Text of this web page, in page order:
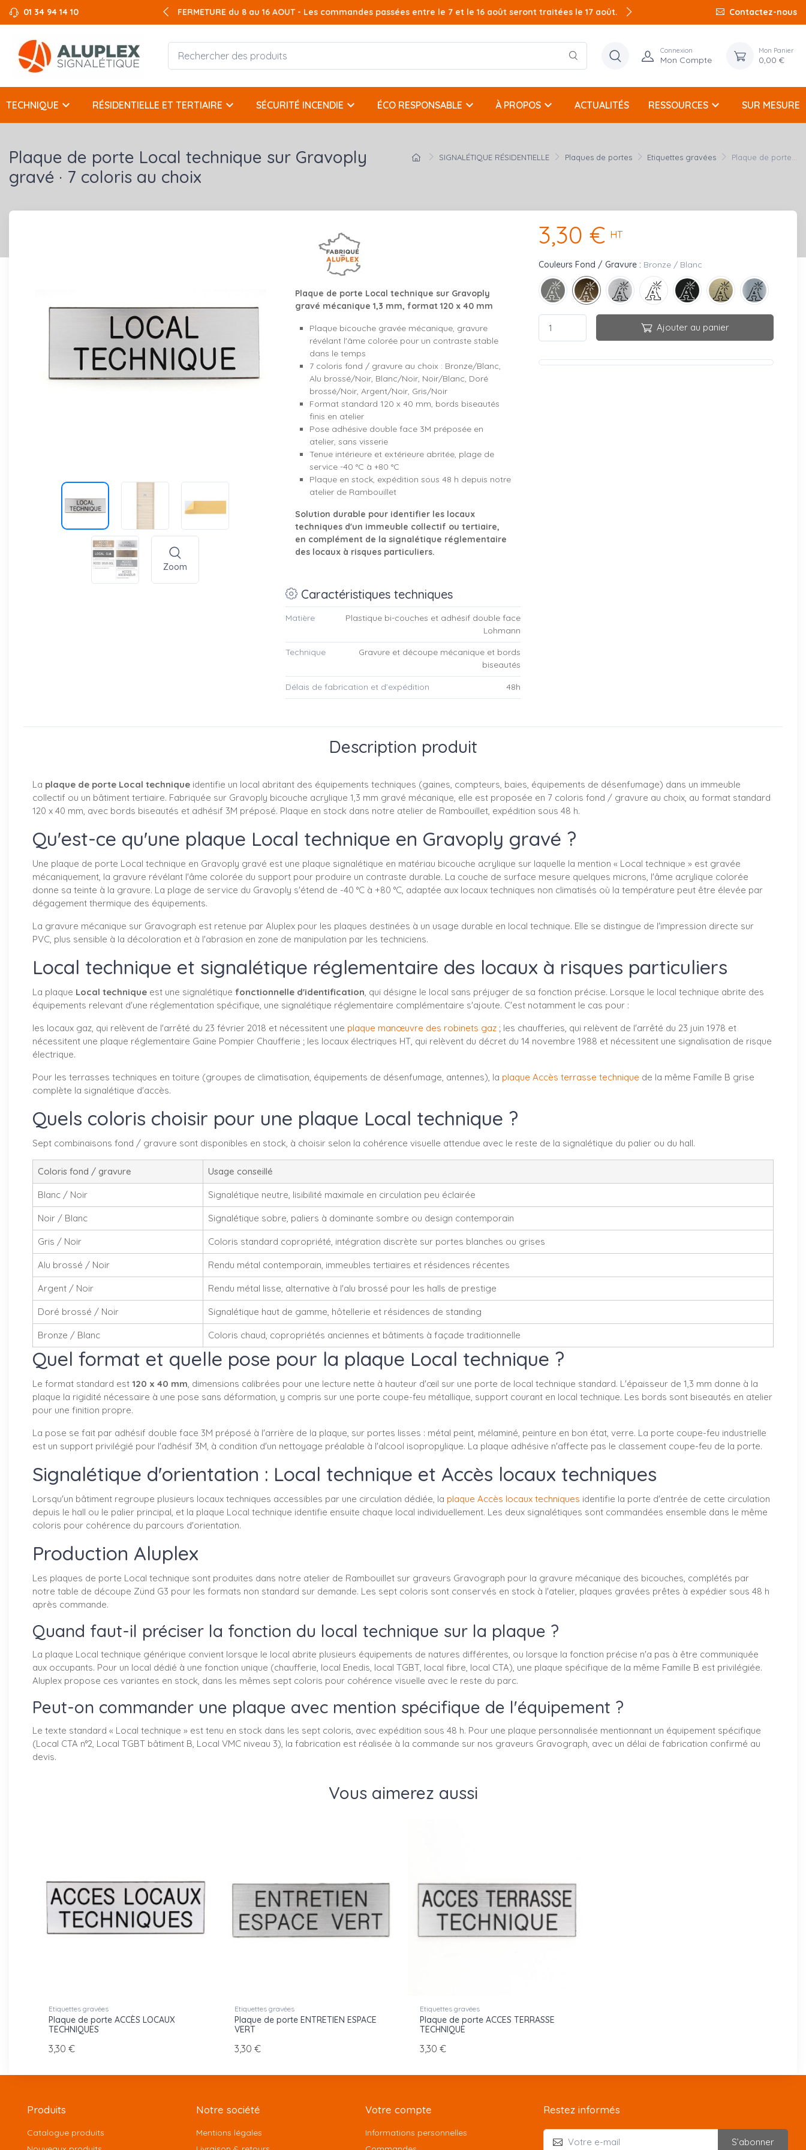
01 34 94 14 10 FERMETURE du 8 au 16 AOUT - Les commandes passées entre le 7 et le 16 août seront traitées le 17 août. Contactez-nous
Connexion
Mon Compte
Mon Panier
0,00 €
TECHNIQUE keyboard_arrow_down RÉSIDENTIELLE ET TERTIAIRE keyboard_arrow_down SÉCURITÉ INCENDIE keyboard_arrow_down ÉCO RESPONSABLE keyboard_arrow_down À PROPOS keyboard_arrow_down ACTUALITÉS RESSOURCES keyboard_arrow_down SUR MESURE
SIGNALÉTIQUE RÉSIDENTIELLE Plaques de portes Etiquettes gravées Plaque de porte...
Plaque de porte Local technique sur Gravoply
gravé · 7 coloris au choix
Zoom
Plaque de porte Local technique sur Gravoply
gravé mécanique 1,3 mm, format 120 x 40 mm
Plaque bicouche gravée mécanique, gravure
révélant l'âme colorée pour un contraste stable
dans le temps
7 coloris fond / gravure au choix : Bronze/Blanc,
Alu brossé/Noir, Blanc/Noir, Noir/Blanc, Doré
brossé/Noir, Argent/Noir, Gris/Noir
Format standard 120 x 40 mm, bords biseautés
finis en atelier
Pose adhésive double face 3M préposée en
atelier, sans visserie
Tenue intérieure et extérieure abritée, plage de
service -40 °C à +80 °C
Plaque en stock, expédition sous 48 h depuis notre
atelier de Rambouillet
Solution durable pour identifier les locaux
techniques d'un immeuble collectif ou tertiaire,
en complément de la signalétique réglementaire
des locaux à risques particuliers.
Caractéristiques techniques
Matière
Plastique bi-couches et adhésif double face
Lohmann
Technique
Gravure et découpe mécanique et bords
biseautés
Délais de fabrication et d’expédition 48h
3,30 € HT
Couleurs Fond / Gravure : Bronze / Blanc
Ajouter au panier
Description produit
La plaque de porte Local technique identifie un local abritant des équipements techniques (gaines, compteurs, baies, équipements de désenfumage) dans un immeuble
collectif ou un bâtiment tertiaire. Fabriquée sur Gravoply bicouche acrylique 1,3 mm gravé mécanique, elle est proposée en 7 coloris fond / gravure au choix, au format standard
120 x 40 mm, avec bords biseautés et adhésif 3M préposé. Plaque en stock dans notre atelier de Rambouillet, expédition sous 48 h.
Qu'est-ce qu'une plaque Local technique en Gravoply gravé ?
Une plaque de porte Local technique en Gravoply gravé est une plaque signalétique en matériau bicouche acrylique sur laquelle la mention « Local technique » est gravée
mécaniquement, la gravure révélant l'âme colorée du support pour produire un contraste durable. La couche de surface mesure quelques microns, l'âme acrylique colorée
donne sa teinte à la gravure. La plage de service du Gravoply s'étend de -40 °C à +80 °C, adaptée aux locaux techniques non climatisés où la température peut être élevée par
dégagement thermique des équipements.
La gravure mécanique sur Gravograph est retenue par Aluplex pour les plaques destinées à un usage durable en local technique. Elle se distingue de l'impression directe sur
PVC, plus sensible à la décoloration et à l'abrasion en zone de manipulation par les techniciens.
Local technique et signalétique réglementaire des locaux à risques particuliers
La plaque Local technique est une signalétique fonctionnelle d'identification, qui désigne le local sans préjuger de sa fonction précise. Lorsque le local technique abrite des
équipements relevant d'une réglementation spécifique, une signalétique réglementaire complémentaire s'ajoute. C'est notamment le cas pour :
les locaux gaz, qui relèvent de l'arrêté du 23 février 2018 et nécessitent une plaque manœuvre des robinets gaz ; les chaufferies, qui relèvent de l'arrêté du 23 juin 1978 et
nécessitent une plaque réglementaire Gaine Pompier Chaufferie ; les locaux électriques HT, qui relèvent du décret du 14 novembre 1988 et nécessitent une signalisation de risque
électrique.
Pour les terrasses techniques en toiture (groupes de climatisation, équipements de désenfumage, antennes), la plaque Accès terrasse technique de la même Famille B grise
complète la signalétique d'accès.
Quels coloris choisir pour une plaque Local technique ?
Sept combinaisons fond / gravure sont disponibles en stock, à choisir selon la cohérence visuelle attendue avec le reste de la signalétique du palier ou du hall.
Coloris fond / gravure Usage conseillé
Blanc / Noir Signalétique neutre, lisibilité maximale en circulation peu éclairée
Noir / Blanc Signalétique sobre, paliers à dominante sombre ou design contemporain
Gris / Noir Coloris standard copropriété, intégration discrète sur portes blanches ou grises
Alu brossé / Noir Rendu métal contemporain, immeubles tertiaires et résidences récentes
Argent / Noir Rendu métal lisse, alternative à l'alu brossé pour les halls de prestige
Doré brossé / Noir Signalétique haut de gamme, hôtellerie et résidences de standing
Bronze / Blanc Coloris chaud, copropriétés anciennes et bâtiments à façade traditionnelle
Quel format et quelle pose pour la plaque Local technique ?
Le format standard est 120 x 40 mm, dimensions calibrées pour une lecture nette à hauteur d'œil sur une porte de local technique standard. L'épaisseur de 1,3 mm donne à la
plaque la rigidité nécessaire à une pose sans déformation, y compris sur une porte coupe-feu métallique, support courant en local technique. Les bords sont biseautés en atelier
pour une finition propre.
La pose se fait par adhésif double face 3M préposé à l'arrière de la plaque, sur portes lisses : métal peint, mélaminé, peinture en bon état, verre. La porte coupe-feu industrielle
est un support privilégié pour l'adhésif 3M, à condition d'un nettoyage préalable à l'alcool isopropylique. La plaque adhésive n'affecte pas le classement coupe-feu de la porte.
Signalétique d'orientation : Local technique et Accès locaux techniques
Lorsqu'un bâtiment regroupe plusieurs locaux techniques accessibles par une circulation dédiée, la plaque Accès locaux techniques identifie la porte d'entrée de cette circulation
depuis le hall ou le palier principal, et la plaque Local technique identifie ensuite chaque local individuellement. Les deux signalétiques sont commandées ensemble dans le même
coloris pour cohérence du parcours d'orientation.
Production Aluplex
Les plaques de porte Local technique sont produites dans notre atelier de Rambouillet sur graveurs Gravograph pour la gravure mécanique des bicouches, complétés par
notre table de découpe Zünd G3 pour les formats non standard sur demande. Les sept coloris sont conservés en stock à l'atelier, plaques gravées prêtes à expédier sous 48 h
après commande.
Quand faut-il préciser la fonction du local technique sur la plaque ?
La plaque Local technique générique convient lorsque le local abrite plusieurs équipements de natures différentes, ou lorsque la fonction précise n'a pas à être communiquée
aux occupants. Pour un local dédié à une fonction unique (chaufferie, local Enedis, local TGBT, local fibre, local CTA), une plaque spécifique de la même Famille B est privilégiée.
Aluplex propose ces variantes en stock, dans les mêmes sept coloris pour cohérence visuelle avec le reste du parc.
Peut-on commander une plaque avec mention spécifique de l'équipement ?
Le texte standard « Local technique » est tenu en stock dans les sept coloris, avec expédition sous 48 h. Pour une plaque personnalisée mentionnant un équipement spécifique
(Local CTA n°2, Local TGBT bâtiment B, Local VMC niveau 3), la fabrication est réalisée à la commande sur nos graveurs Gravograph, avec un délai de fabrication confirmé au
devis.
Vous aimerez aussi
Etiquettes gravées
Plaque de porte ACCÈS LOCAUX
TECHNIQUES
3,30 €
Etiquettes gravées
Plaque de porte ENTRETIEN ESPACE
VERT
3,30 €
Etiquettes gravées
Plaque de porte ACCES TERRASSE
TECHNIQUE
3,30 €
Produits
Catalogue produits
Notre société
Mentions légales
Votre compte
Informations personnelles
Restez informés
S’abonner